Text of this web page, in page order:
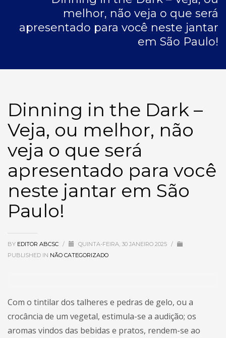
melhor, não veja o que será
apresentado para você neste jantar
em São Paulo!
Dinning in the Dark –
Veja, ou melhor, não
veja o que será
apresentado para você
neste jantar em São
Paulo!
BY EDITOR ABCSC / QUINTA-FEIRA, 30 JANEIRO 2025 /
PUBLISHED IN NÃO CATEGORIZADO
Com o tintilar dos talheres e pedras de gelo, ou a
crocância de um vegetal, estimula-se a audição; os
aromas vindos das bebidas e pratos, rendem-se ao